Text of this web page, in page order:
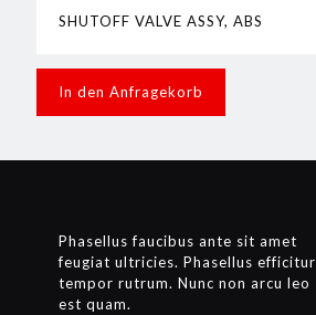
SHUTOFF VALVE ASSY, ABS
In den Anfragekorb
Phasellus faucibus ante sit amet
feugiat ultricies. Phasellus efficitur
tempor rutrum. Nunc non arcu leo
est quam.